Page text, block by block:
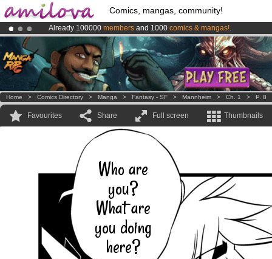
Comics, mangas, community!
Already 100000 members and 1000 comics & mangas!.
Premium membership from3.95 eurosper month !Get membership
AmilovaKickstarter is now LIVE!.
Home > Comics Directory > Manga > Fantasy - SF > Mannheim > Ch. 1 > P. 8
Favourites Share Full screen Thumbnails
Who are
you?
What are
you doing
here?